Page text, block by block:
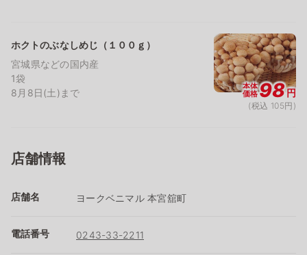
ホクトのぶなしめじ（１００ｇ）
宮城県などの国内産
1袋
8月8日(土)まで
本体
価格98円
(税込 105円)
店舗情報
店舗名 ヨークベニマル 本宮舘町
電話番号 0243-33-2211